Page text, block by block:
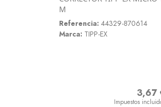
M
Referencia: 44329-870614
Marca: TIPP-EX
3,67
Impuestos